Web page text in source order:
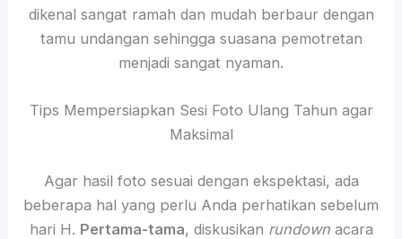
dikenal sangat ramah dan mudah berbaur dengan
tamu undangan sehingga suasana pemotretan
menjadi sangat nyaman.
Tips Mempersiapkan Sesi Foto Ulang Tahun agar
Maksimal
Agar hasil foto sesuai dengan ekspektasi, ada
beberapa hal yang perlu Anda perhatikan sebelum
hari H. Pertama-tama, diskusikan rundownacara